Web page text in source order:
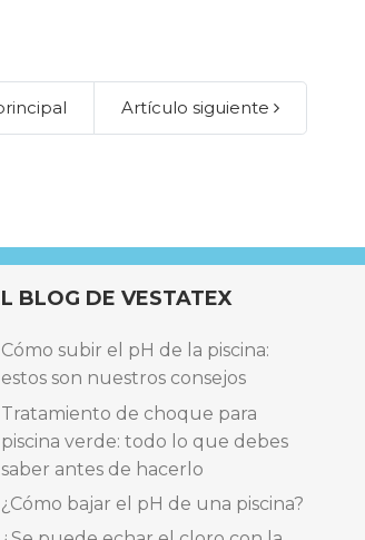
Artículo siguiente
BLOG DE VESTATEX
Cómo subir el pH de la piscina:
estos son nuestros consejos
Tratamiento de choque para
piscina verde: todo lo que debes
saber antes de hacerlo
¿Cómo bajar el pH de una piscina?